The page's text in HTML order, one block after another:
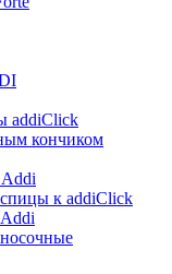
addiClick
кончиком
к addiClick